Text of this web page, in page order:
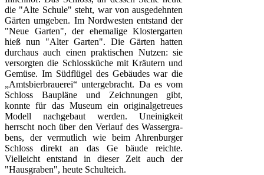
die "Alte Schule" steht, war von ausge­dehnten
Gärten umgeben. Im Nordwesten entstand der
"Neue Garten", der ehemalige Klostergarten
hieß nun "Alter Garten". Die Gärten hatten
durchaus auch einen praktischen Nutzen: sie
versorgten die Schlossküche mit Kräutern und
Gemüse. Im Südflügel des Gebäudes war die
„Amtsbierbrauerei“ unterge­bracht. Da es vom
Schloss Bau­pläne und Zeichnungen gibt,
konnte für das Museum ein origi­nalgetreues
Modell nachgebaut werden. Uneinigkeit
herrscht noch über den Verlauf des Wassergra­
bens, der ver­mutlich wie beim Ahrenbur­ger
Schloss direkt an das Ge
bäude reichte.
Vielleicht entstand in dieser Zeit auch der
"Hausgraben", heute Schulteich.